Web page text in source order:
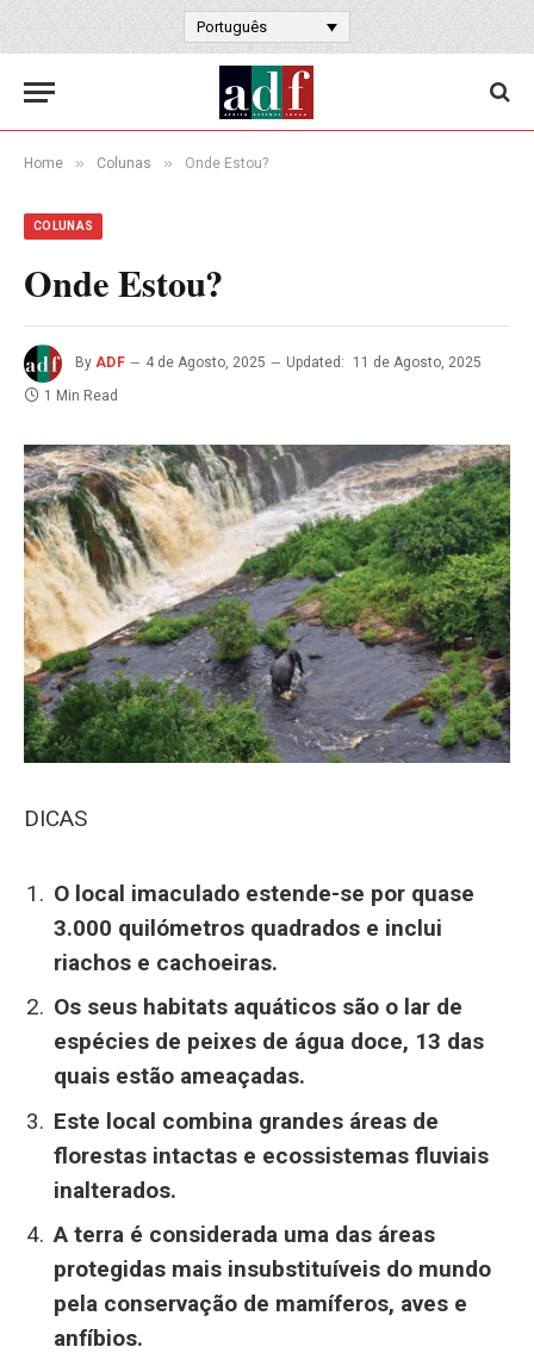
Português
Home » Colunas » Onde Estou?
COLUNAS
Onde Estou?
By ADF 4 de Agosto, 2025 Updated:
11 de Agosto, 2025
1 Min Read
DICAS
O local imaculado estende-se por quase
3.000 quilómetros quadrados e inclui
riachos e cachoeiras.
Os seus habitats aquáticos são o lar de
espécies de peixes de água doce, 13 das
quais estão ameaçadas.
Este local combina grandes áreas de
florestas intactas e ecossistemas fluviais
inalterados.
A terra é considerada uma das áreas
protegidas mais insubstituíveis do mundo
pela conservação de mamíferos, aves e
anfíbios.